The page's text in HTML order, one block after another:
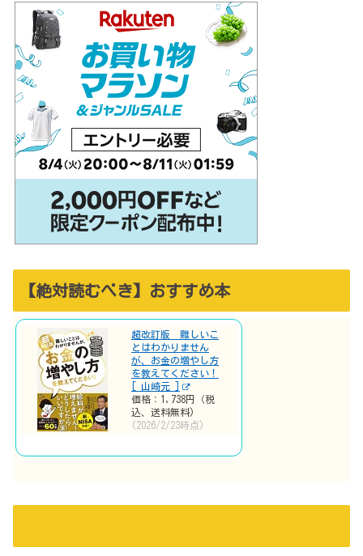
【絶対読むべき】おすすめ本
超改訂版 難しいこ
とはわかりません
が、お金の増やし方
を教えてください！
[ 山崎元 ]
価格：1,738円（税
込、送料無料)
(2026/2/23時点)